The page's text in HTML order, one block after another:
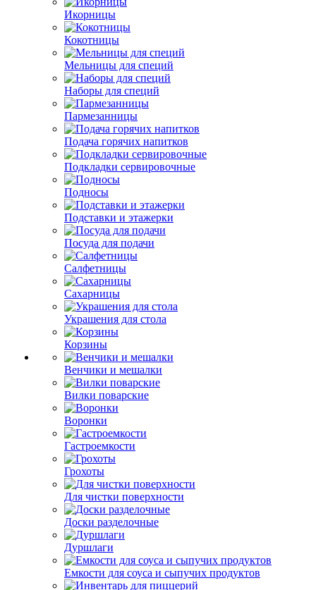
Икорницы
Кокотницы
Мельницы для специй
Наборы для специй
Пармезанницы
Подача горячих напитков
Подкладки сервировочные
Подносы
Подставки и этажерки
Посуда для подачи
Салфетницы
Сахарницы
Украшения для стола
Корзины
Венчики и мешалки
Вилки поварские
Воронки
Гастроемкости
Грохоты
Для чистки поверхности
Доски разделочные
Дуршлаги
Емкости для соуса и сыпучих продуктов